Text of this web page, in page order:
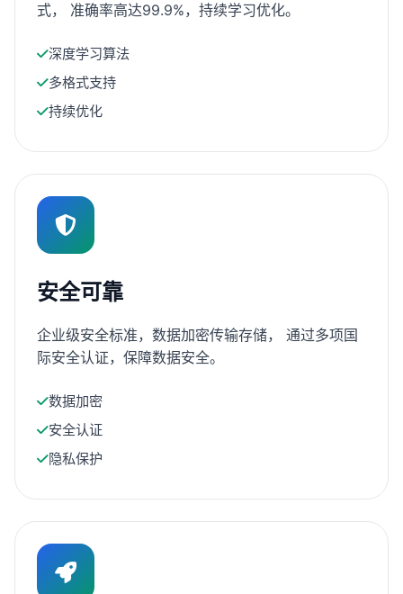
式， 准确率高达99.9%，持续学习优化。
深度学习算法
多格式支持
持续优化
安全可靠
企业级安全标准，数据加密传输存储， 通过多项国
际安全认证，保障数据安全。
数据加密
安全认证
隐私保护